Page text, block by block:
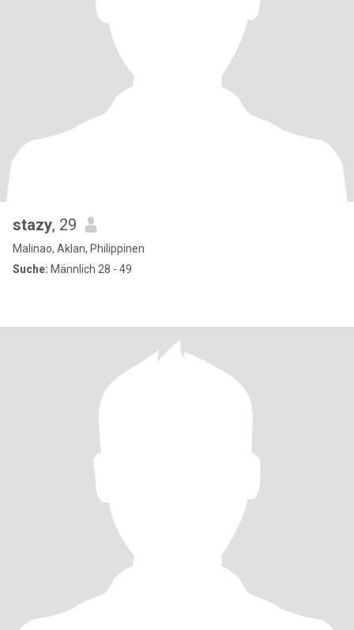
stazy, 29
Malinao, Aklan, Philippinen
Suche: Männlich 28 - 49